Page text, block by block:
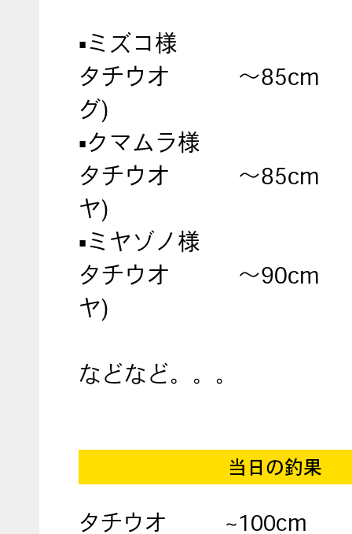
▪︎ミズコ様
タチウオ 〜85cm
グ)
▪︎クマムラ様
タチウオ 〜85cm
ヤ)
▪︎ミヤゾノ様
タチウオ 〜90cm
ヤ)
などなど。。。
当日の釣果
タチウオ ~100cm